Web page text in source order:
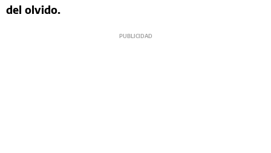
del olvido.